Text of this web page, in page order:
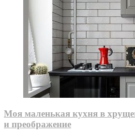
Моя маленькая кухня в
и преображение